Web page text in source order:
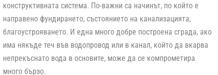
конструктивната система. По-важни са начинът, по който е
направено фундирането, състоянието на канализацията,
благоустрояването. И една много добре построена сграда, ако
има някъде теч във водопровод или в канал, който да вкарва
непрекъснато вода в основите, може да се компрометира
много бързо.